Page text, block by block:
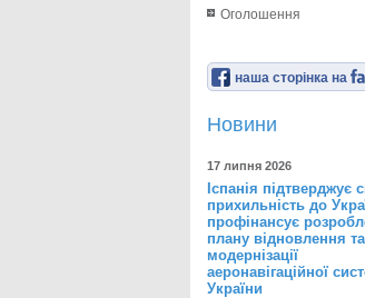
Оголошення
наша сторінка на
Новини
17 липня 2026
Іспанія підтверджує
прихильність до
профінансує
плану відновлення та
модернізації
аеронавігаційної
України